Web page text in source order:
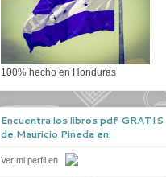
100% hecho en Honduras
Encuentra los libros pdf GRATIS
de Mauricio Pineda en:
Ver mi perfil en